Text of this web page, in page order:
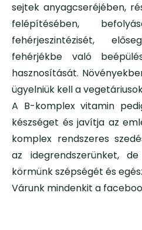
sejtek anyagcseréjében,
felépítésében,
fehérjeszintézisét,
fehérjékbe való
hasznosítását.
ügyelniük kell a
A B-komplex vitamin
készséget és javítja az
komplex rendszeres
az idegrendszerünket,
körmünk szépségét és
Várunk mindenkit a